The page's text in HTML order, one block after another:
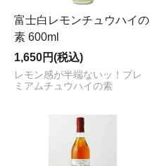
富士白レモンチュウハイの
素 600ml
1,650円(税込)
レモン感が半端ないッ！プレ
ミアムチュウハイの素